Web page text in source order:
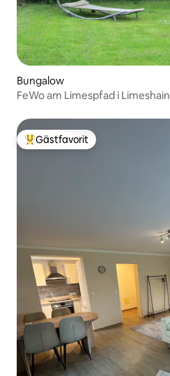
Bungalow
FeWo am Limespfad i Limeshain
Populär gästfavorit
Gästfavorit